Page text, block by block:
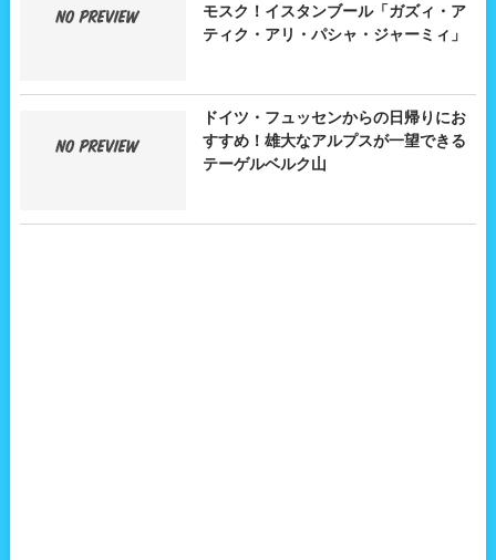
モスク！イスタンブール「ガズィ・ア
ティク・アリ・パシャ・ジャーミィ」
ドイツ・フュッセンからの日帰りにお
すすめ！雄大なアルプスが一望できる
テーゲルベルク山